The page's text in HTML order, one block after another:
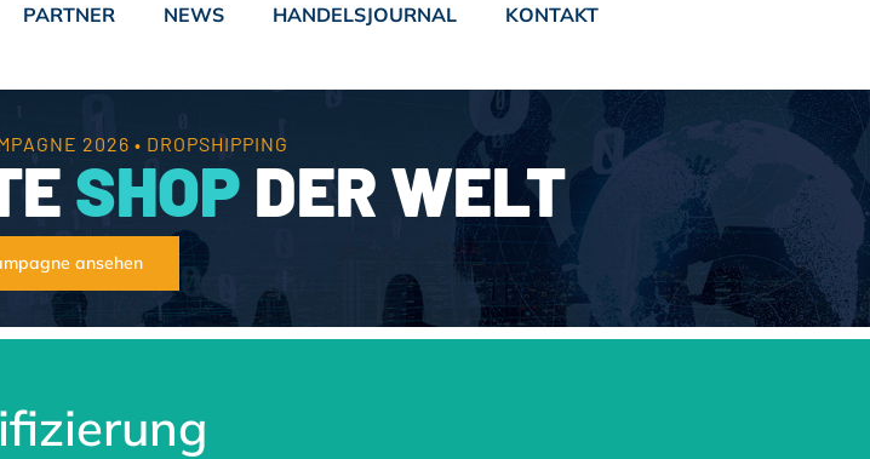
PARTNER NEWS HANDELSJOURNAL KONTAKT
2026 • DROPSHIPPING
SHOP DER WELT
ansehen